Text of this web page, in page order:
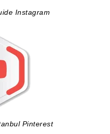
Instagram
Pinterest